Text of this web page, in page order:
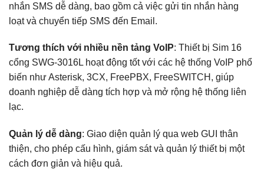
nhắn SMS dễ dàng, bao gồm cả việc gửi tin nhắn hàng
loạt và chuyển tiếp SMS đến Email.
Tương thích với nhiều nền tảng VoIP: Thiết bị Sim 16
cổng SWG-3016L hoạt động tốt với các hệ thống VoIP phổ
biến như Asterisk, 3CX, FreePBX, FreeSWITCH, giúp
doanh nghiệp dễ dàng tích hợp và mở rộng hệ thống liên
lạc.
Quản lý dễ dàng: Giao diện quản lý qua web GUI thân
thiện, cho phép cấu hình, giám sát và quản lý thiết bị một
cách đơn giản và hiệu quả.